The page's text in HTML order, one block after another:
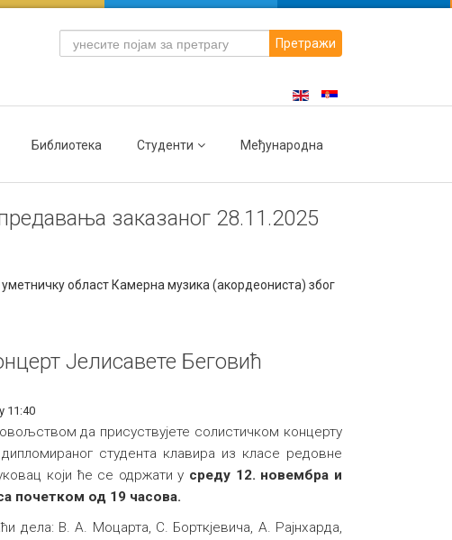
Претражи
Библиотека Студенти Међународна
заказаног 28.11.2025
област Камерна музика (акордеониста) због
Јелисавете Беговић
11:40
да присуствујете солистичком концерту
студента клавира из класе редовне
који ће се одржати у среду 12. новембра и
почетком од 19 часова.
дела: В. A. Moцарта, С. Борткјевича, А. Рајнхарда,